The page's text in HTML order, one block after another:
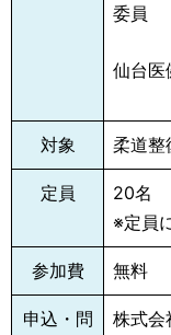
委員
仙台医
対象 柔道整
定員
20名
※定員
参加費 無料
申込・問
株式会